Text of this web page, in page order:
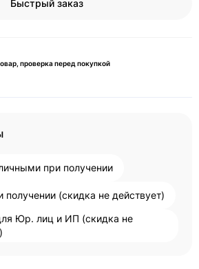
Быстрый заказ
проверка перед покупкой
при получении
получении (скидка не действует)
Юр. лиц и ИП (скидка не